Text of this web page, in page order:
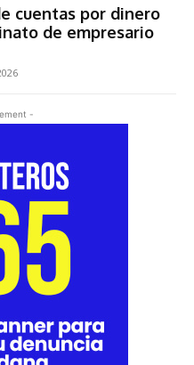
cuentas por dinero
de empresario
-